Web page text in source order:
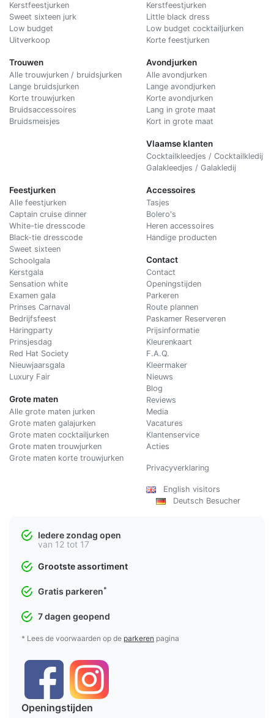
Kerstfeestjurken
Sweet sixteen jurk
Low budget
Uitverkoop
Trouwen
Alle trouwjurken / bruidsjurken
Lange bruidsjurken
Korte trouwjurken
Bruidsaccessoires
Bruidsmeisjes
Kerstfeestjurken
Little black dress
Low budget cocktailjurken
Korte feestjurken
Avondjurken
Alle avondjurken
Lange avondjurken
Korte avondjurken
Lang in grote maat
Kort in grote maat
Vlaamse klanten
Cocktailkleedjes / Cocktailkledij
Galakleedjes / Galakledij
Feestjurken
Alle feestjurken
Captain cruise dinner
White-tie dresscode
Black-tie dresscode
Sweet sixteen
Schoolgala
Kerstgala
Sensation white
Examen gala
Prinses Carnaval
Bedrijfsfeest
Haringparty
Prinsjesdag
Red Hat Society
Nieuwjaarsgala
Luxury Fair
Grote maten
Alle grote maten jurken
Grote maten galajurken
Grote maten cocktailjurken
Grote maten trouwjurken
Grote maten korte trouwjurken
Accessoires
Tasjes
Bolero's
Heren accessoires
Handige producten
Contact
Contact
Openingstijden
Parkeren
Route plannen
Paskamer Reserveren
Prijsinformatie
Kleurenkaart
F.A.Q.
Kleermaker
Nieuws
Blog
Reviews
Media
Vacatures
Klantenservice
Acties
Privacyverklaring
English visitors
Deutsch Besucher
Iedere zondag open
van 12 tot 17
Grootste assortiment
Gratis parkeren*
7 dagen geopend
* Lees de voorwaarden op de parkeren pagina
Openingstijden